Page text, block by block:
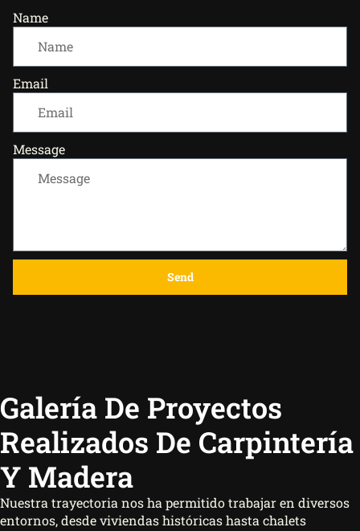
Name
Email
Message
Send
Galería De Proyectos
Realizados De Carpintería
Y Madera
Nuestra trayectoria nos ha permitido trabajar en diversos
entornos, desde viviendas históricas hasta chalets